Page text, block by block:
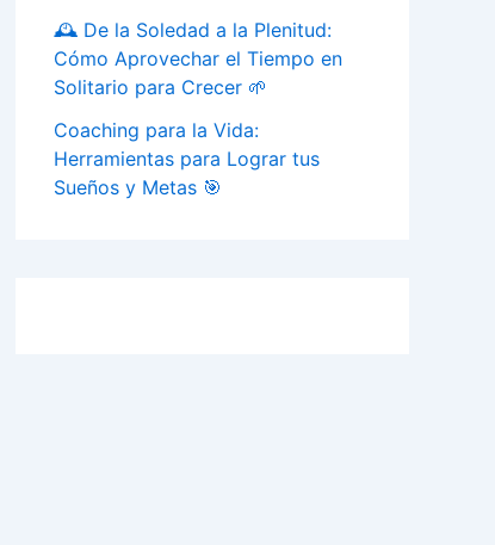
🕰️ De la Soledad a la Plenitud:
Cómo Aprovechar el Tiempo en
Solitario para Crecer 🌱
Coaching para la Vida:
Herramientas para Lograr tus
Sueños y Metas 🎯